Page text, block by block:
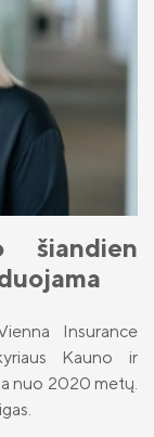
Group
- Koiro
šiandien
Insurance
Kauno ir
nuo 2020 metų.